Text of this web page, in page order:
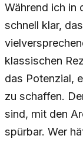
Während ich in
schnell klar,
klassischen
das Potenzial,
zu schaffen.
sind, mit den
spürbar. Wer